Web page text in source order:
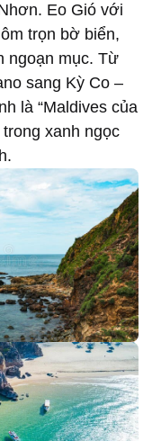
Eo Gió với
trọn bờ biển,
ngoạn mục. Từ
sang Kỳ Co –
là “Maldives của
xanh ngọc